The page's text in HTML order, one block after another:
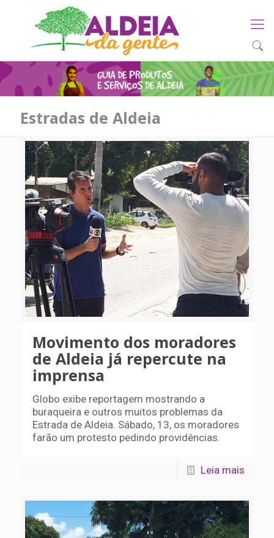
Estradas de Aldeia
Movimento dos moradores
de Aldeia já repercute na
imprensa
Globo exibe reportagem mostrando a
buraqueira e outros muitos problemas da
Estrada de Aldeia. Sábado, 13, os moradores
farão um protesto pedindo providências.
Leia mais